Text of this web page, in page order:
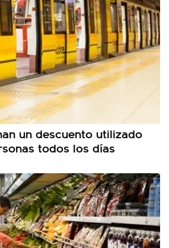
un descuento utilizado
todos los días